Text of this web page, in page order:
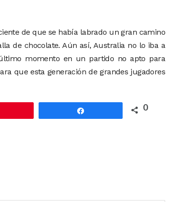
de que se había labrado un gran camino
de chocolate. Aún así, Australia no lo iba a
momento en un partido no apto para
que esta generación de grandes jugadores
0